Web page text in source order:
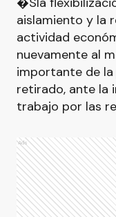
aislamiento y la
actividad
nuevamente al
importante de la
retirado, ante la
trabajo por las
Ads